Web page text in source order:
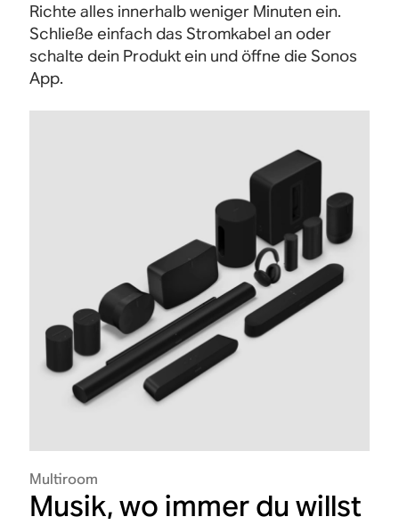
Richte alles innerhalb weniger Minuten ein.
Schließe einfach das Stromkabel an oder
schalte dein Produkt ein und öffne die Sonos
App.
Multiroom
Musik, wo immer du willst